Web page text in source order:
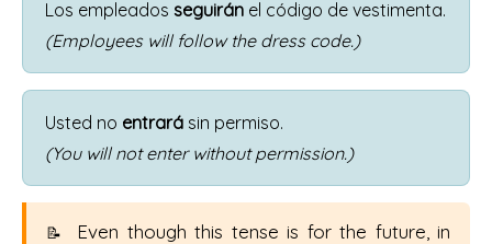
Los empleados seguirán el código de vestimenta.
(Employees will follow the dress code.)
Usted no entrará sin permiso.
(You will not enter without permission.)
Even though this tense is for the future, in